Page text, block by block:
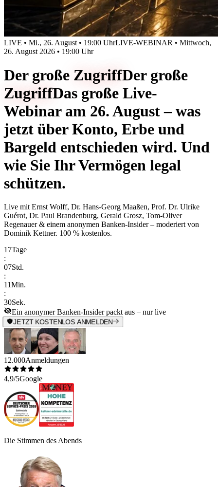
LIVE • Mi., 26. August • 19:00 UhrLIVE-WEBINAR • Mittwoch,
26. August 2026 • 19:00 Uhr
Der große ZugriffDer große
ZugriffDas große Live-
Webinar am 26. August – was
jetzt über Konto, Erbe und
Bargeld entschieden wird. Und
wie Sie Ihr Vermögen legal
schützen.
Live mitErnst Wolff, Dr. Hans-Georg Maaßen, Prof. Dr. Ulrike
Guérot, Dr. Paul Brandenburg, Gerald Grosz, Tom-Oliver
Regenauer & einem anonymen Banken-Insider– moderiert von
Dominik Kettner. 100 % kostenlos.
17Tage
:
07Std.
:
11Min.
:
30Sek.
Ein anonymer Banken-Insider packt aus – nur live
JETZT KOSTENLOS ANMELDEN
12.000Anmeldungen
4,9/5Google
Die Stimmen des Abends